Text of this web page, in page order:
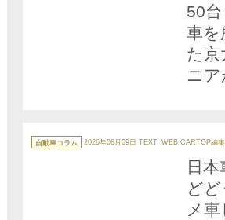
50
車を
た京
ニア
カ
テ
ゴ
自動車コラム 2026年08月09日 TEXT: WEB CARTOP編
日
ど
メ